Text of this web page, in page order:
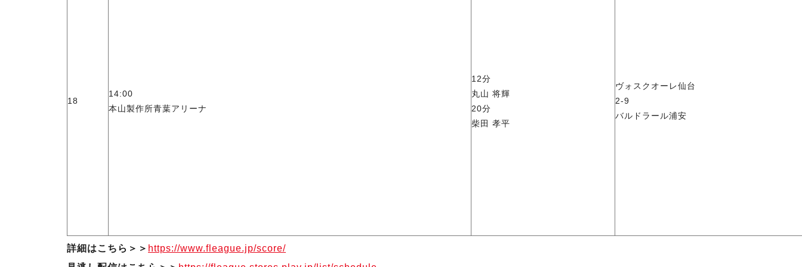
18
14:00
本山製作所青葉アリーナ
12分
丸山 将輝
20分
柴田 孝平
ヴォスクオーレ仙台
2-9
バルドラール浦安
詳細はこちら＞＞ https://www.fleague.jp/score/